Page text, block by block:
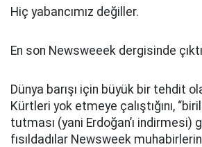
Hiç yabancımız değiller.
En son Newsweeek dergisinde
Dünya barışı için büyük bir tehdit
Kürtleri yok etmeye çalıştığını,
tutması (yani Erdoğan’ı indirmesi)
fısıldadılar Newsweek